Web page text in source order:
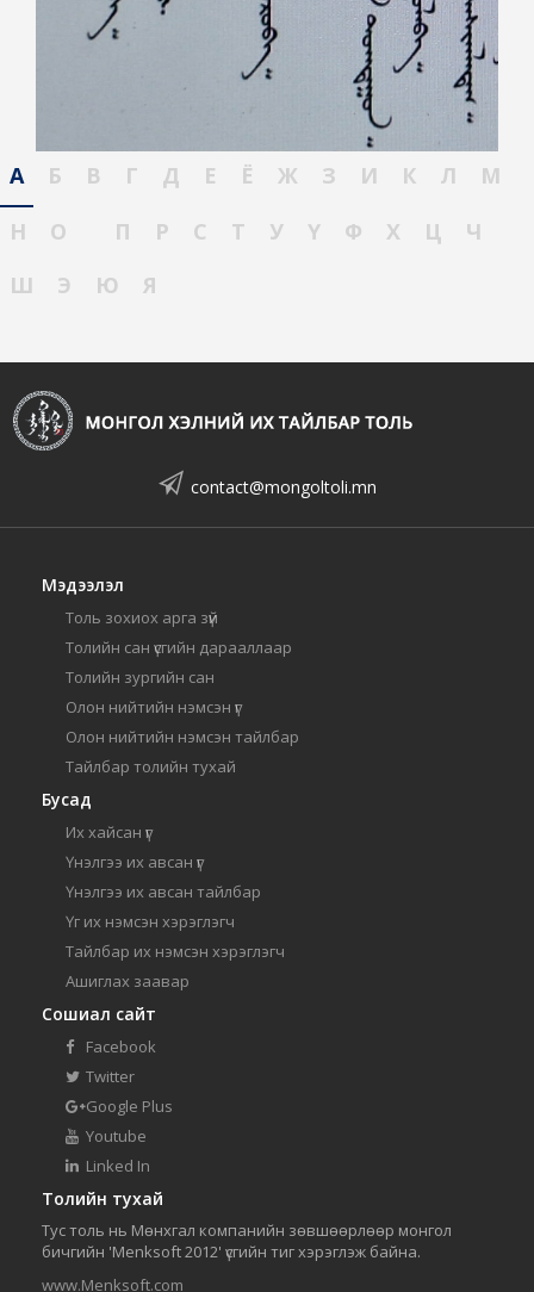
А Б В Г Д Е Ё Ж З И К Л
М
Н
О П Р С Т У Ү Ф Х Ц
Ч
Ш
Э Ю Я
contact@mongoltoli.mn
Мэдээлэл
Толь зохиох арга зүй
Толийн сан үсгийн дарааллаар
Толийн зургийн сан
Олон нийтийн нэмсэн үг
Олон нийтийн нэмсэн тайлбар
Тайлбар толийн тухай
Бусад
Их хайсан үг
Үнэлгээ их авсан үг
Үнэлгээ их авсан тайлбар
Үг их нэмсэн хэрэглэгч
Тайлбар их нэмсэн хэрэглэгч
Ашиглах заавар
Сошиал сайт
Facebook
Twitter
Google Plus
Youtube
Linked In
Толийн тухай
Тус толь нь Мөнхгал компанийн зөвшөөрлөөр монгол
бичгийн 'Menksoft 2012' үсгийн тиг хэрэглэж байна.
www.Menksoft.com